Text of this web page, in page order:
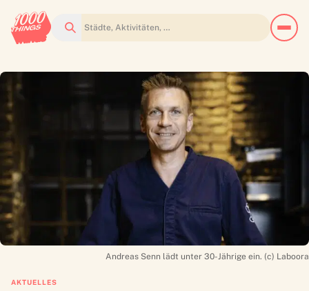
Suchen
Andreas Senn lädt unter 30-Jährige ein. (c) Laboora
AKTUELLES